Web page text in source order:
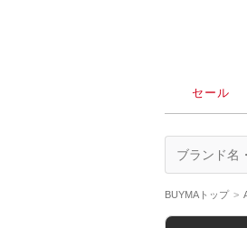
セール
BUYMAトップ